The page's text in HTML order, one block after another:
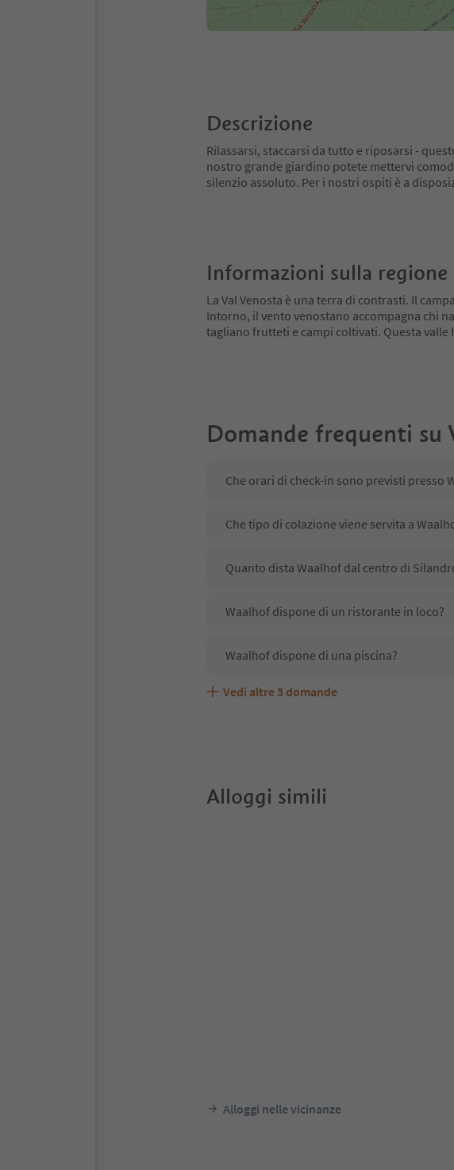
Descrizione
Rilassarsi, staccarsi da tutto e riposarsi -
nostro grande giardino potete mettervi
silenzio assoluto. Per i nostri ospiti è a
Informazioni sulla regione
La Val Venosta è una terra di contrasti. Il
Intorno, il vento venostano accompagna chi
tagliano frutteti e campi coltivati. Questa valle
Domande frequenti su
Che orari di check-in sono previsti presso
Che tipo di colazione viene servita a
Quanto dista Waalhof dal centro di
Waalhof dispone di un ristorante in loco?
Waalhof dispone di una piscina?
Waalhof accetta animali domestici?
Quali servizi/attività sono disponibili
Gli ospiti di Waalhof ricevono l'Alto Adige
Vedi altre 3 domande
Alloggi simili
Alloggi nelle vicinanze